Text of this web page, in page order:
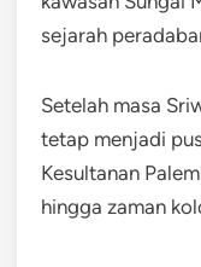
sejarah
Setelah masa
tetap menjadi
Kesultanan
hingga zaman